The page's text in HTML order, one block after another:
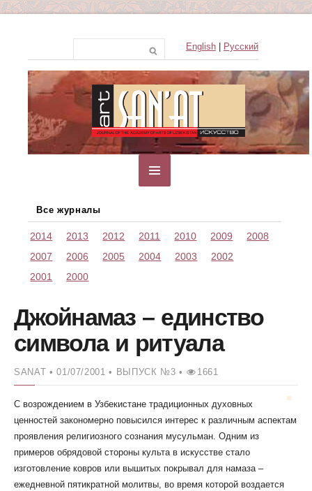
English| Русский
Все журналы
2014 2013 2012 2011 2010 2009
2008
2007
2006 2005 2004 2003
2002
2001
2000
Джойнамаз – единство
символа и ритуала
SANAT • 01/07/2001 • ВЫПУСК №3 • 1661
С возрождением в Узбекистане традиционных духовных
ценностей закономерно повысился интерес к различным аспектам
проявления религиозного сознания мусульман. Одним из
примеров обрядовой стороны культа в искусстве стало
изготовление ковров или вышитых покрывал для намаза –
ежедневной пятикратной молитвы, во время которой воздается